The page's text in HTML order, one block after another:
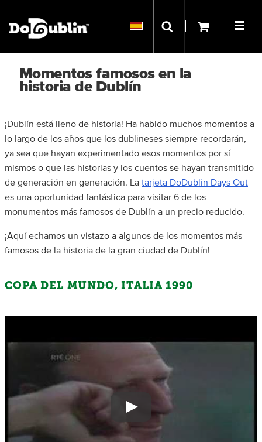
Momentos famosos en la
historia de Dublín
¡Dublín está lleno de historia! Ha habido muchos momentos a
lo largo de los años que los dublineses siempre recordarán,
ya sea que hayan experimentado esos momentos por sí
mismos o que las historias y los cuentos se hayan transmitido
de generación en generación. La tarjeta DoDublin Days Out
es una oportunidad fantástica para visitar 6 de los
monumentos más famosos de Dublín a un precio reducido.
¡Aquí echamos un vistazo a algunos de los momentos más
famosos de la historia de la gran ciudad de Dublín!
COPA DEL MUNDO, ITALIA 1990